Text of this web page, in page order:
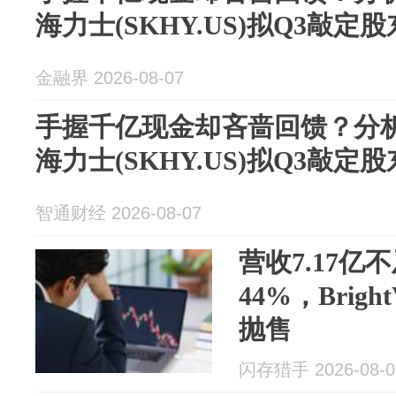
海力士(SKHY.US)拟Q3敲定股
金融界 2026-08-07
手握千亿现金却吝啬回馈？分
海力士(SKHY.US)拟Q3敲定股
智通财经 2026-08-07
营收7.17亿
44%，
抛售
闪存猎手 2026-08-